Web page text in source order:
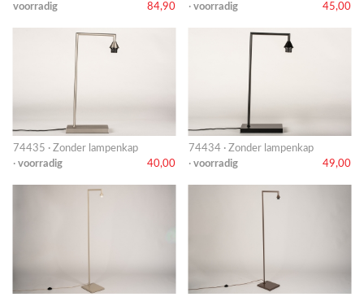
voorradig
84,90
· voorradig 45,00
74435 · Zonder lampenkap
· voorradig 40,00
74434 · Zonder lampenkap
· voorradig 49,00